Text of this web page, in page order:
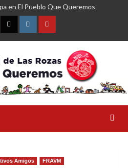
en El Pueblo Que Queremos
TwitterInstagramYouTube
Amigos FRAVM